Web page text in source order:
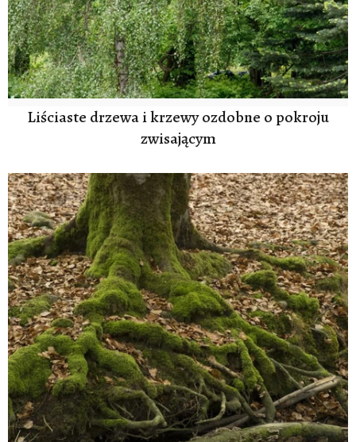
Liściaste drzewa i krzewy ozdobne o pokroju
zwisającym